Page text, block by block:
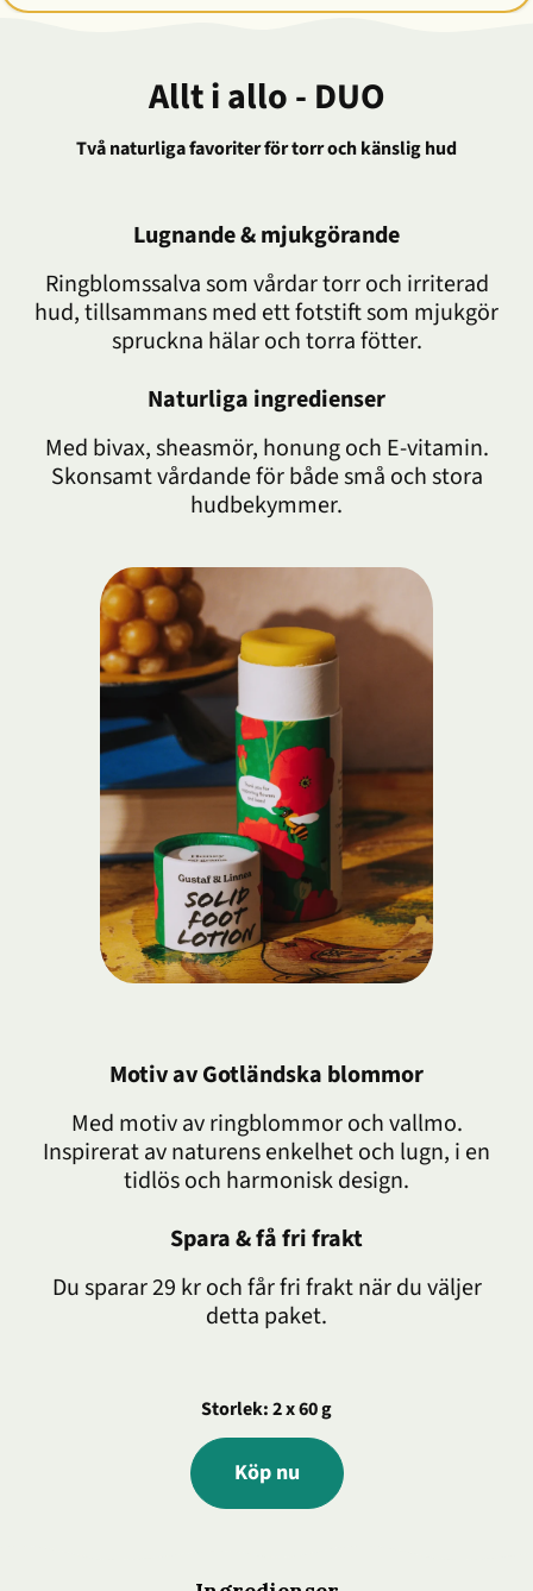
Allt i allo - DUO
Två naturliga favoriter för torr och känslig hud
Lugnande & mjukgörande
Ringblomssalva som vårdar torr och irriterad
hud, tillsammans med ett fotstift som mjukgör
spruckna hälar och torra fötter.
Naturliga ingredienser
Med bivax, sheasmör, honung och E-vitamin.
Skonsamt vårdande för både små och stora
hudbekymmer.
Motiv av Gotländska blommor
Med motiv av ringblommor och vallmo.
Inspirerat av naturens enkelhet och lugn, i en
tidlös och harmonisk design.
Spara & få fri frakt
Du sparar 29 kr och får fri frakt när du väljer
detta paket.
Storlek: 2 x 60 g
Köp nu